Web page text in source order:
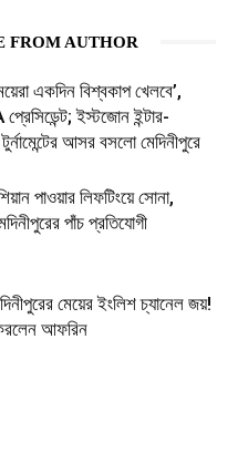
FROM AUTHOR
একদিন বিশ্বকাপ খেলবে’,
ইস্টজোন ইন্টার-
আসর বসলো মেদিনীপুরে
পাওয়ার লিফটিংয়ে সোনা,
পাঁচ প্রতিযোগী
মেয়ের ইংলিশ চ্যানেল জয়!
আফরিন